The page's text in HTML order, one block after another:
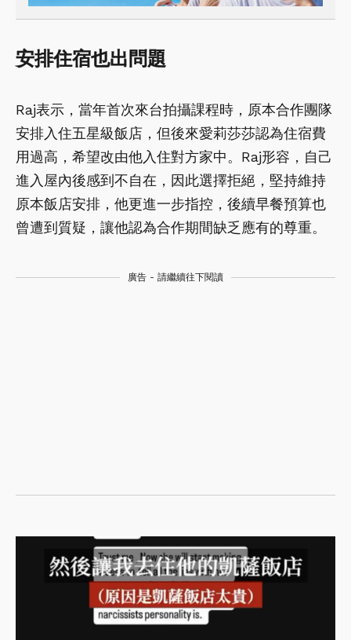
安排住宿也出問題
Raj表示，當年首次來台拍攝課程時，原本合作團隊
安排入住五星級飯店，但後來愛莉莎莎認為住宿費
用過高，希望改由他入住對方家中。Raj形容，自己
進入屋內後感到不自在，因此選擇拒絕，堅持維持
原本飯店安排，他更進一步指控，後續早餐預算也
曾遭到質疑，讓他認為合作期間缺乏應有的尊重。
廣告 - 請繼續往下閱讀